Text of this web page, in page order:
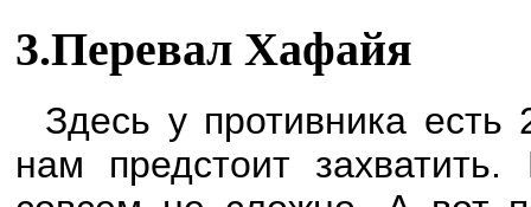
3.Перевал Хафайя
Здесь у противника есть
нам предстоит